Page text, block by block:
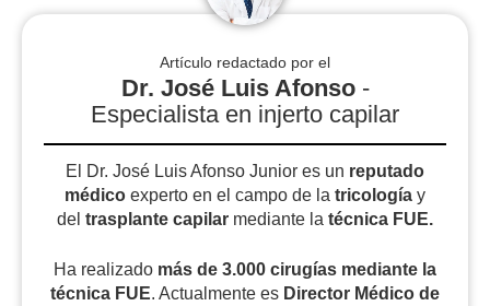
Artículo redactado por el
Dr. José Luis Afonso-
Especialista en injerto capilar
El Dr. José Luis Afonso Junior es un reputado
médico experto en el campo de la tricología y
del trasplante capilar mediante la técnica FUE.
Ha realizado más de 3.000 cirugías mediante la
técnica FUE. Actualmente es Director Médico de